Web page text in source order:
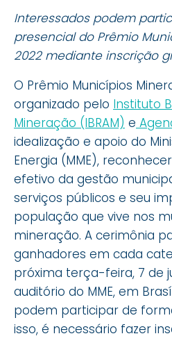
Interessados podem
presencial do Prêmio
2022 mediante inscrição
O Prêmio Municípios
organizado pelo Instituto
Mineração (IBRAM) e
idealização e apoio do
Energia (MME),
efetivo da gestão
serviços públicos e seu
população que vive nos
mineração. A cerimônia
ganhadores em cada
próxima terça-feira, 7 de
auditório do MME, em
podem participar de
isso, é necessário fazer